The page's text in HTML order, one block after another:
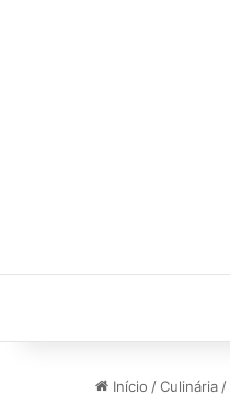
Início /Culinária /